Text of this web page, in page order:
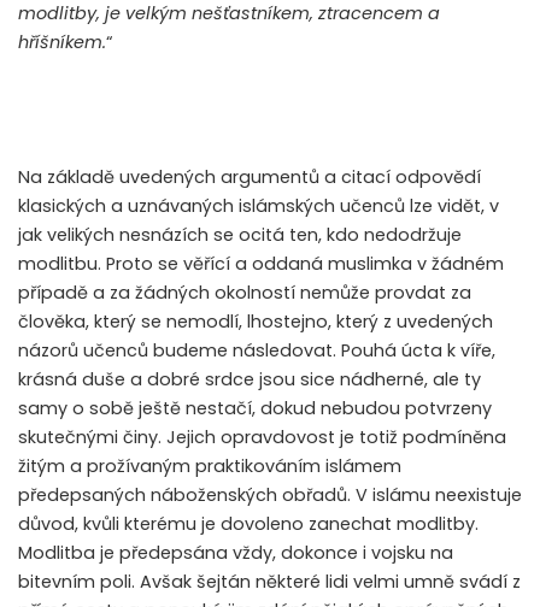
modlitby, je velkým nešťastníkem, ztracencem a
hříšníkem.“
Na základě uvedených argumentů a citací odpovědí
klasických a uznávaných islámských učenců lze vidět, v
jak velikých nesnázích se ocitá ten, kdo nedodržuje
modlitbu. Proto se věřící a oddaná muslimka v žádném
případě a za žádných okolností nemůže provdat za
člověka, který se nemodlí, lhostejno, který z uvedených
názorů učenců budeme následovat. Pouhá úcta k víře,
krásná duše a dobré srdce jsou sice nádherné, ale ty
samy o sobě ještě nestačí, dokud nebudou potvrzeny
skutečnými činy. Jejich opravdovost je totiž podmíněna
žitým a prožívaným praktikováním islámem
předepsaných náboženských obřadů. V islámu neexistuje
důvod, kvůli kterému je dovoleno zanechat modlitby.
Modlitba je předepsána vždy, dokonce i vojsku na
bitevním poli. Avšak šejtán některé lidi velmi umně svádí z